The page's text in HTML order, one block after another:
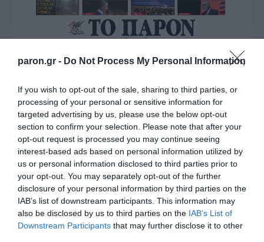
paron.gr - Do Not Process My Personal Information
If you wish to opt-out of the sale, sharing to third parties, or
processing of your personal or sensitive information for
targeted advertising by us, please use the below opt-out
section to confirm your selection. Please note that after your
opt-out request is processed you may continue seeing
interest-based ads based on personal information utilized by
us or personal information disclosed to third parties prior to
your opt-out. You may separately opt-out of the further
disclosure of your personal information by third parties on the
IAB’s list of downstream participants. This information may
also be disclosed by us to third parties on the IAB’s List of
Downstream Participants that may further disclose it to other